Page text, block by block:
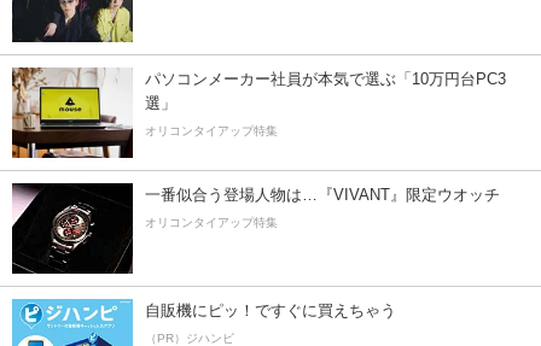
パソコンメーカー社員が本気で選ぶ「10万円台PC3
選」
オリコンタイアップ特集
一番似合う登場人物は…『VIVANT』限定ウオッチ
オリコンタイアップ特集
自販機にピッ！ですぐに買えちゃう
（PR）ジハンピ